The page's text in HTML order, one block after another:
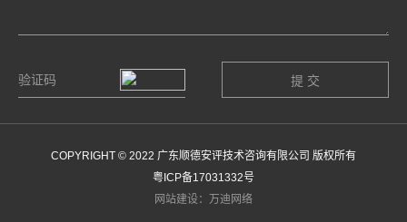
COPYRIGHT © 2022 广东顺德安评技术咨询有限公司 版权所有
粤ICP备17031332号
网站建设：万迪网络